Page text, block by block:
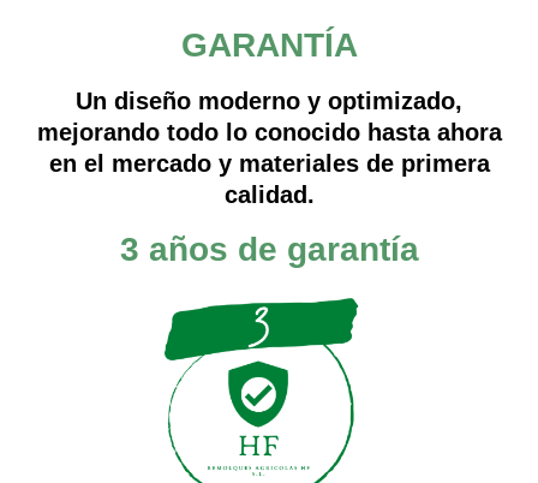
GARANTÍA
Un diseño moderno y optimizado,
mejorando todo lo conocido hasta ahora
en el mercado y materiales de primera
calidad.
3 años de garantía